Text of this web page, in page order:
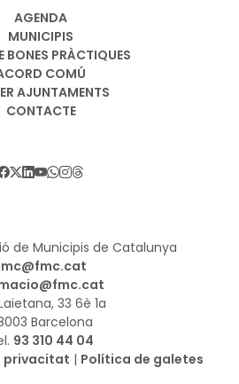
AGENDA
MUNICIPIS
BONES PRÀCTIQUES
COMÚ
AJUNTAMENTS
CONTACTE
de Municipis de Catalunya
33 6è 1a
Barcelona
93 310 44 04
privacitat | Política de galetes